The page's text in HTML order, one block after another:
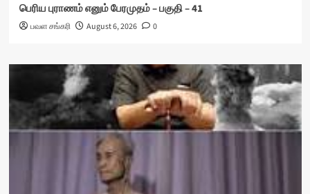
பெரிய புராணம் எனும் பேரமுதம் – பகுதி – 41
பவள சங்கரி August 6, 2026 0